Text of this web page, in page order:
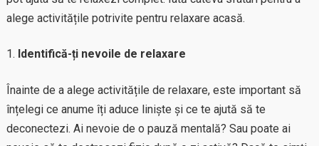
alege activitățile potrivite pentru relaxare acasă.
Identifică-ți nevoile de relaxare
Înainte de a alege activitățile de relaxare, este important să
înțelegi ce anume îți aduce liniște și ce te ajută să te
deconectezi. Ai nevoie de o pauză mentală? Sau poate ai